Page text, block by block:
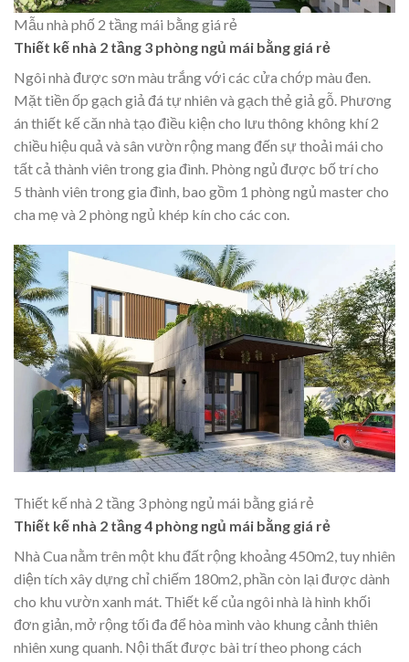
Mẫu nhà phố 2 tầng mái bằng giá rẻ
Thiết kế nhà 2 tầng 3 phòng ngủ mái bằng giá rẻ
Ngôi nhà được sơn màu trắng với các cửa chớp màu đen.
Mặt tiền ốp gạch giả đá tự nhiên và gạch thẻ giả gỗ. Phương
án thiết kế căn nhà tạo điều kiện cho lưu thông không khí 2
chiều hiệu quả và sân vườn rộng mang đến sự thoải mái cho
tất cả thành viên trong gia đình. Phòng ngủ được bố trí cho
5 thành viên trong gia đình, bao gồm 1 phòng ngủ master cho
cha mẹ và 2 phòng ngủ khép kín cho các con.
Thiết kế nhà 2 tầng 3 phòng ngủ mái bằng giá rẻ
Thiết kế nhà 2 tầng 4 phòng ngủ mái bằng giá rẻ
Nhà Cua nằm trên một khu đất rộng khoảng 450m2, tuy nhiên
diện tích xây dựng chỉ chiếm 180m2, phần còn lại được dành
cho khu vườn xanh mát. Thiết kế của ngôi nhà là hình khối
đơn giản, mở rộng tối đa để hòa mình vào khung cảnh thiên
nhiên xung quanh. Nội thất được bài trí theo phong cách